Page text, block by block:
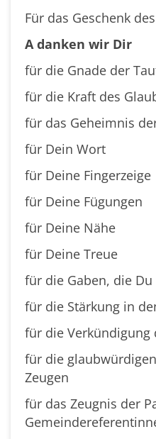
Für das Geschenk
A danken wir Dir
für die Gnade der
für die Kraft des
für das Geheimnis
für Dein Wort
für Deine Fingerzeige
für Deine Fügungen
für Deine Nähe
für Deine Treue
für die Gaben, die
für die Stärkung in
für die Verkündigung
für die
Zeugen
für das Zeugnis der